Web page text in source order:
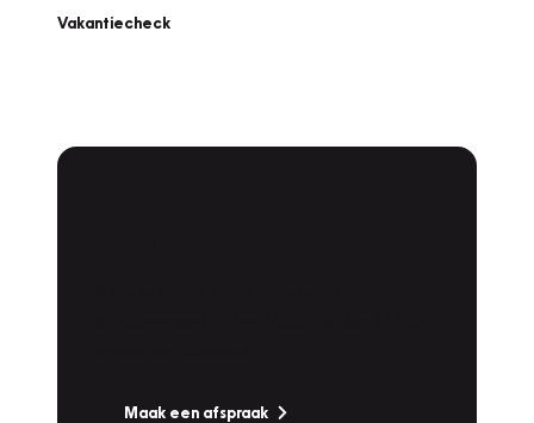
Vakantiecheck
Maak een afspraak